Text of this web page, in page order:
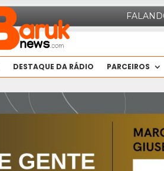
DESTAQUE DA RÁDIO PARCEIROS